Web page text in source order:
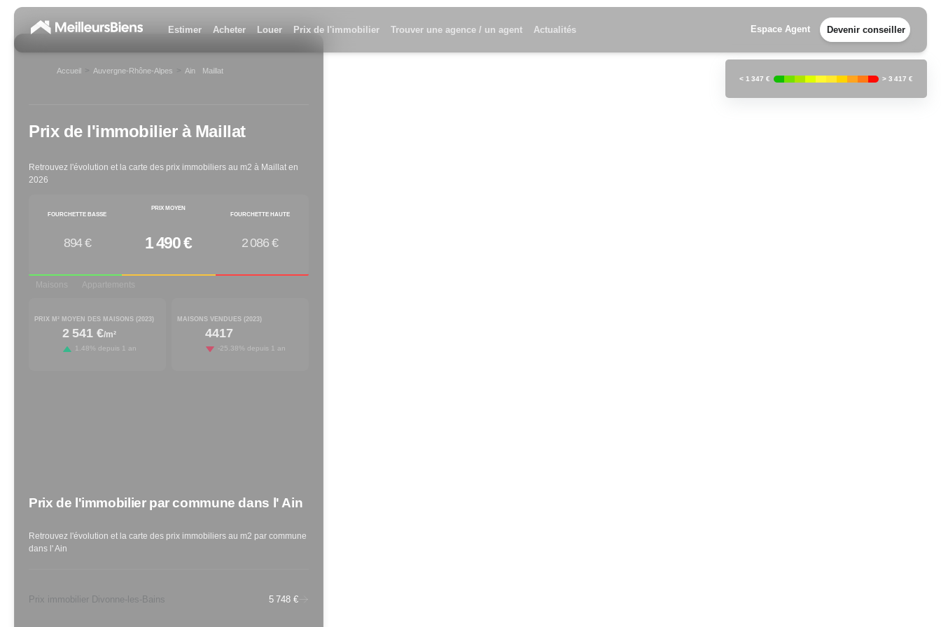
Estimer Acheter Louer Prix de l'immobilier Trouver une agence / un agent Actualités Espace Agent Devenir conseiller
Accueil > Auvergne-Rhône-Alpes > Ain Maillat
Prix de l'immobilier à Maillat
Retrouvez l'évolution et la carte des prix immobiliers au m2 à Maillat en
2026
FOURCHETTE BASSE
894 €
PRIX MOYEN
1 490 €
FOURCHETTE HAUTE
2 086 €
Maisons Appartements
PRIX M² MOYEN DES MAISONS (2023)
2 541 €/m²
increased by
1.48% depuis 1 an
MAISONS VENDUES (2023)
4417
decreased by
-25.38% depuis 1 an
Prix de l'immobilier par commune dans l' Ain
Retrouvez l'évolution et la carte des prix immobiliers au m2 par commune
dans l'Ain
Prix immobilier Divonne-les-Bains 5 748 €
< 1 347 € > 3 417 €